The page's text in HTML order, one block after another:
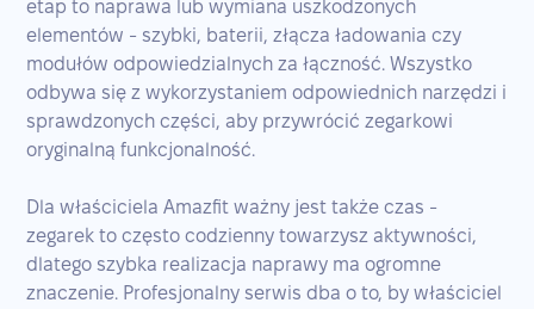
etap to naprawa lub wymiana uszkodzonych
elementów - szybki, baterii, złącza ładowania czy
modułów odpowiedzialnych za łączność. Wszystko
odbywa się z wykorzystaniem odpowiednich narzędzi i
sprawdzonych części, aby przywrócić zegarkowi
oryginalną funkcjonalność.
Dla właściciela Amazfit ważny jest także czas -
zegarek to często codzienny towarzysz aktywności,
dlatego szybka realizacja naprawy ma ogromne
znaczenie. Profesjonalny serwis dba o to, by właściciel